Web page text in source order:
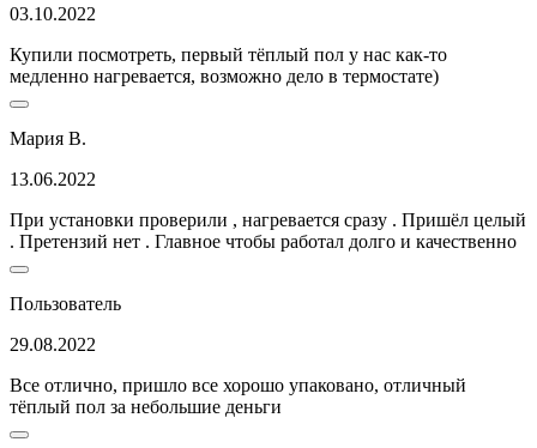
03.10.2022
Купили посмотреть, первый тёплый пол у нас как-то
медленно нагревается, возможно дело в термостате)
Мария В.
13.06.2022
При установки проверили , нагревается сразу . Пришёл целый
. Претензий нет . Главное чтобы работал долго и качественно
Пользователь
29.08.2022
Все отлично, пришло все хорошо упаковано, отличный
тёплый пол за небольшие деньги